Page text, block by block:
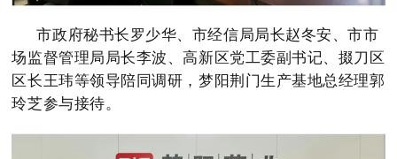
市政府秘书长罗少华、市经信局局长赵冬安、市市
场监督管理局局长李波、高新区党工委副书记、掇刀区
区长王玮等领导陪同调研，梦阳荆门生产基地总经理郭
玲芝参与接待。